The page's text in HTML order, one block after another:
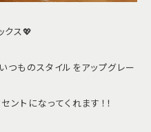
クス💖
つものスタイルをアップグレー
ントになってくれます！！